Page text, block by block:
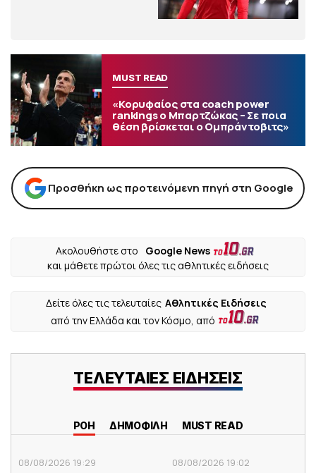
MUST READ
«Κορυφαίος στα coach power
rankings ο Μπαρτζώκας – Σε ποια
θέση βρίσκεται ο Ομπράντοβιτς»
Προσθήκη ως προτεινόμενη πηγή στη Google
Ακολουθήστε στο
Google News
και μάθετε πρώτοι όλες τις αθλητικές ειδήσεις
Δείτε όλες τις τελευταίες Αθλητικές Ειδήσεις
από την Ελλάδα και τον Κόσμο, από
ΤΕΛΕΥΤΑΙΕΣ ΕΙΔΗΣΕΙΣ
ΡΟΗ ΔΗΜΟΦΙΛΗ MUST READ
08/08/2026 19:29 08/08/2026 19:02